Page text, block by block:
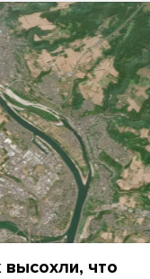
высохли, что